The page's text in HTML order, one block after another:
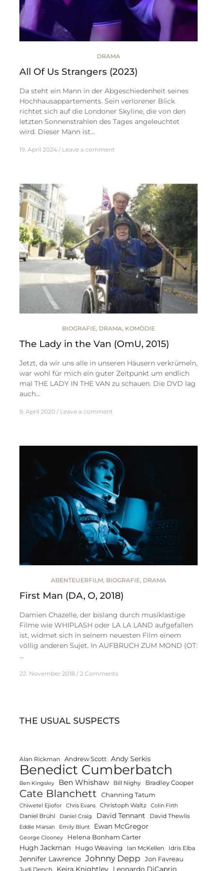
DRAMA
All Of Us Strangers (2023)
Da steht ein Mann in der Abgeschiedenheit seines
Hochhausappartements. Sein verlorener Blick
richtet sich auf die Londoner Skyline, die von den
letzten Sonnenstrahlen des Tages angeleuchtet
wird. Dieser Mann ist…
19. April 2024 Leave a comment
BIOGRAFIE, DRAMA, KOMÖDIE
The Lady in the Van (OmU, 2015)
Jetzt, da wir uns alle in unseren Häusern verkrümeln,
war wohl für mich ein guter Zeitpunkt um endlich
mal THE LADY IN THE VAN zu schauen. Die DVD lag
auch…
9. April 2020 Leave a comment
ABENTEUERFILM, BIOGRAFIE, DRAMA
First Man (DA, O, 2018)
Damien Chazelle, der bislang durch musiklastige
Filme wie WHIPLASH oder LA LA LAND aufgefallen
ist, widmet sich in seinem neuesten Film einem
völlig anderen Sujet. In AUFBRUCH ZUM MOND (OT:
…
22. November 2018 2 Comments
THE USUAL SUSPECTS
Alan Rickman Andrew Scott Andy Serkis
Benedict Cumberbatch
Ben Kingsley Ben Whishaw Bill Nighy Bradley Cooper
Cate Blanchett Channing Tatum
Chiwetel Ejiofor Chris Evans Christoph Waltz Colin Firth
Daniel Brühl Daniel Craig David Tennant David Thewlis
Eddie Marsan Emily Blunt Ewan McGregor
George Clooney Helena Bonham Carter
Hugh Jackman Hugo Weaving Ian McKellen Idris Elba
Jennifer Lawrence Johnny Depp Jon Favreau
Judi Dench Keira Knightley Leonardo DiCaprio